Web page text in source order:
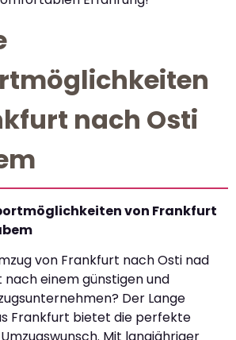
nach Osti
von Frankfurt
von Frankfurt nach Osti nad
nach einem günstigen und
Der Lange
Frankfurt bietet die perfekte